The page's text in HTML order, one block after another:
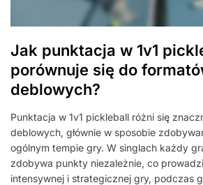
Jak punktacja w 1v1
porównuje się do
deblowych?
Punktacja w 1v1 pickleball różni się
deblowych, głównie w sposobie
ogólnym tempie gry. W singlach każdy
zdobywa punkty niezależnie, co
intensywnej i strategicznej gry, podczas